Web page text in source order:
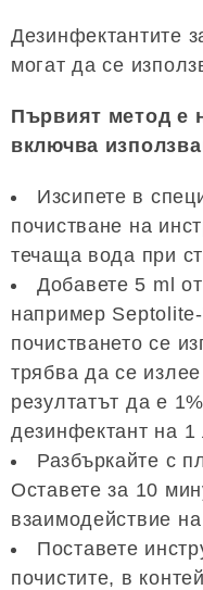
Дезинфектантите
могат да се
Първият метод е
включва
Изсипете в
почистване на
течаща вода при
Добавете 5 ml
например
почистването се
трябва да се
резултатът да е
дезинфектант на
Разбъркайте с
Оставете за 10
взаимодействие
Поставете
почистите, в